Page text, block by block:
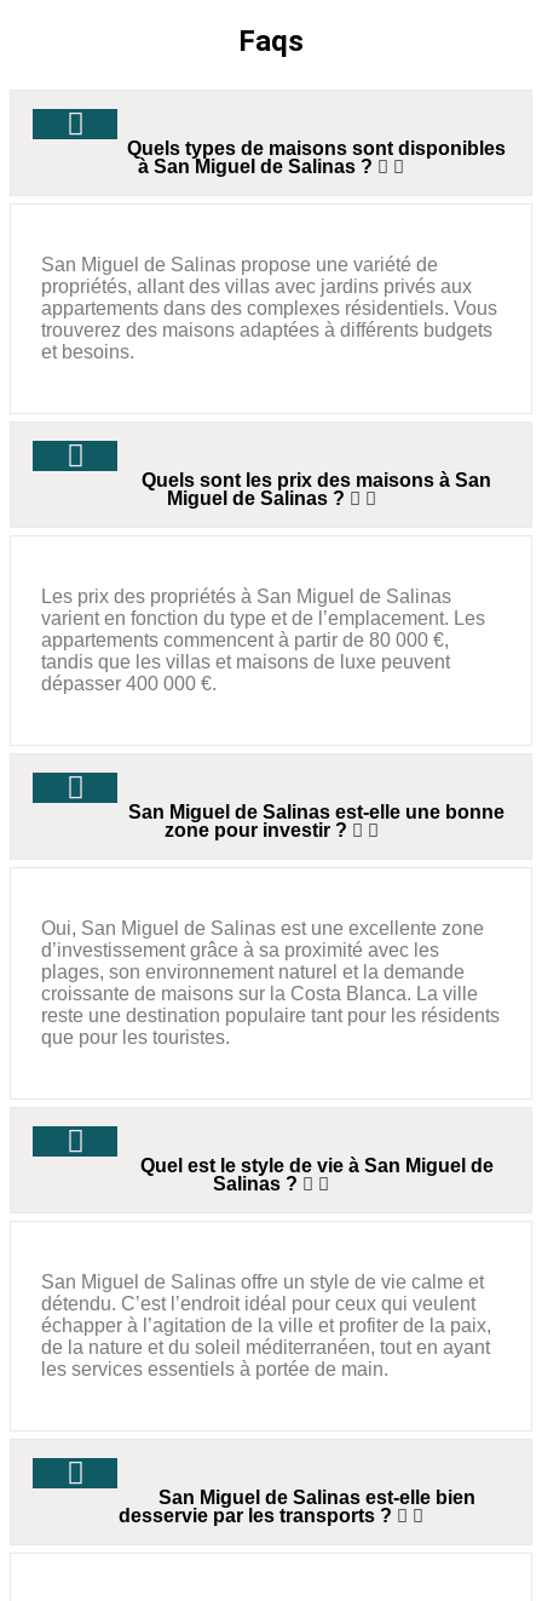
Faqs
Quels types de maisons sont disponibles
à San Miguel de Salinas ?
San Miguel de Salinas propose une variété de
propriétés, allant des villas avec jardins privés aux
appartements dans des complexes résidentiels. Vous
trouverez des maisons adaptées à différents budgets
et besoins.
Quels sont les prix des maisons à San
Miguel de Salinas ?
Les prix des propriétés à San Miguel de Salinas
varient en fonction du type et de l’emplacement. Les
appartements commencent à partir de 80 000 €,
tandis que les villas et maisons de luxe peuvent
dépasser 400 000 €.
San Miguel de Salinas est-elle une bonne
zone pour investir ?
Oui, San Miguel de Salinas est une excellente zone
d’investissement grâce à sa proximité avec les
plages, son environnement naturel et la demande
croissante de maisons sur la Costa Blanca. La ville
reste une destination populaire tant pour les résidents
que pour les touristes.
Quel est le style de vie à San Miguel de
Salinas ?
San Miguel de Salinas offre un style de vie calme et
détendu. C’est l’endroit idéal pour ceux qui veulent
échapper à l’agitation de la ville et profiter de la paix,
de la nature et du soleil méditerranéen, tout en ayant
les services essentiels à portée de main.
San Miguel de Salinas est-elle bien
desservie par les transports ?